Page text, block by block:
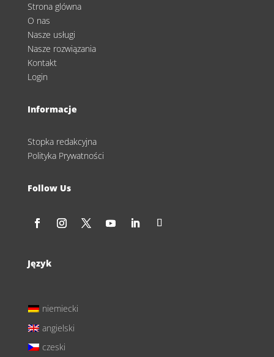
Strona glówna
O nas
Nasze usługi
Nasze rozwiązania
Kontakt
Login
Informacje
Stopka redakcyjna
Polityka Prywatności
Follow Us
Język
niemiecki
angielski
czeski